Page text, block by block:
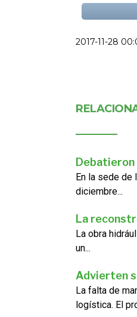
2017-11-28
En la sede de
diciembre...
La
La obra
un...
Advierten
La falta de
logística. El